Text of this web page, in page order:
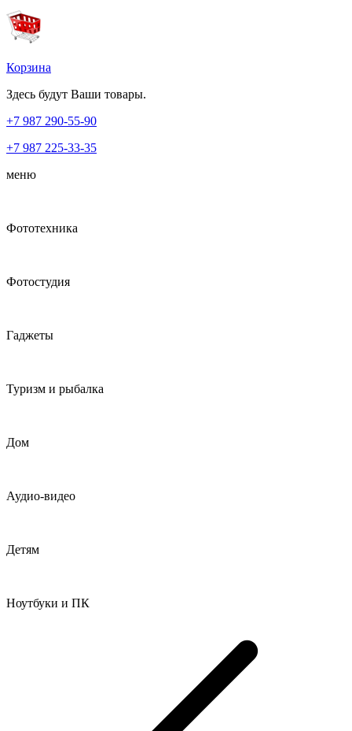
Корзина
Здесь будут Ваши товары.
+7 987 290-55-90
+7 987 225-33-35
меню
Фототехника
Фотостудия
Гаджеты
Туризм и рыбалка
Дом
Аудио-видео
Детям
Ноутбуки и ПК